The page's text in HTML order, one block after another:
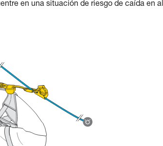
en una situación de riesgo de caída en